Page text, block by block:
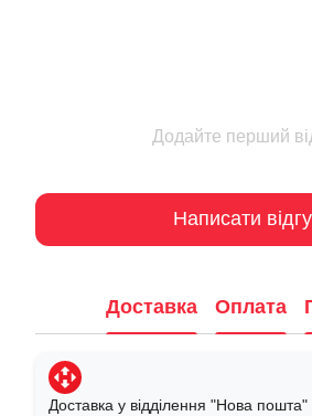
Додайте перший
Написати
Доставка Оплата
Доставка у відділення "Нова пошта"